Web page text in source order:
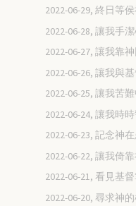
2022-06-29, 終日等
2022-06-28, 讓我手
2022-06-27, 讓我靠
2022-06-26, 讓我與
2022-06-25, 讓我苦
2022-06-24, 讓我時
2022-06-23, 記念神
2022-06-22, 讓我倚
2022-06-21, 看見基
2022-06-20, 尋求神